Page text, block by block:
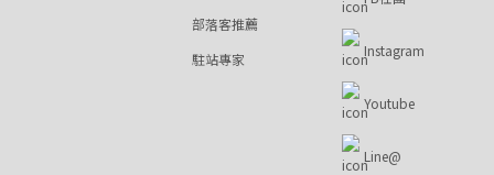
部落客推薦
駐站專家
Instagram
Youtube
Line@